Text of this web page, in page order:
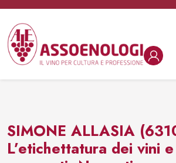
Vai al contenuto
Navigazione principale
SIMONE ALLASIA
L’etichettatura dei vini